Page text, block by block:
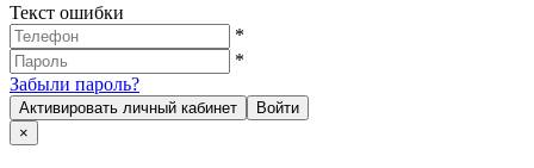
Текст ошибки
*
*
Забыли пароль?
Активировать личный кабинет
Войти
×